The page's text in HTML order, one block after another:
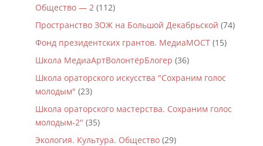
Общество — 2(112)
Пространство ЗОЖ на Большой Декабрьской (74)
Фонд президентских грантов. МедиаМОСТ(15)
Школа МедиаАртВолонтёрБлогер (36)
Школа ораторского искусства "Сохраним голос
молодым" (23)
Школа ораторского мастерства. Сохраним голос
молодым-2" (35)
Экология. Культура. Общество(29)